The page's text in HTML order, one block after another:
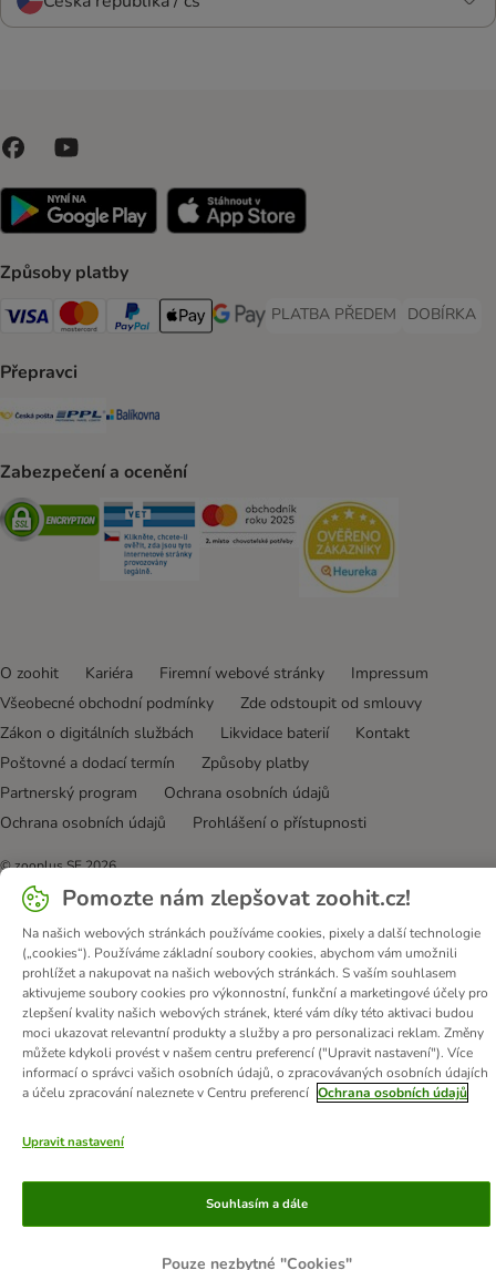
Způsoby platby
Visa Payment Method
Mastercard Payment Method
PayPal Payment Method
Apple pay Payment Method
GooglePay Payment Method
PLATBA PŘEDEM
PLATBA PŘEDEM Payment
DOBÍRKA
DOBÍRKA
Přepravci
Česká pošta Shipping Method
PPL Shipping Method
Zabezpečení a ocenění
Security Security Security
O zoohit Kariéra Firemní webové stránky
Impressum
Všeobecné obchodní podmínky
Zde odstoupit od smlouvy
Zákon o digitálních službách
Likvidace baterií
Kontakt
Poštovné a dodací termín
Způsoby platby
Partnerský program
Ochrana osobních údajů
Ochrana osobních údajů
Prohlášení o přístupnosti
© zooplus SE2026
Pomozte nám zlepšovat zoohit.cz!
Na našich webových stránkách používáme cookies, pixely a další technologie
(„cookies“). Používáme základní soubory cookies, abychom vám umožnili
prohlížet a nakupovat na našich webových stránkách. S vaším souhlasem
aktivujeme soubory cookies pro výkonnostní, funkční a marketingové účely pro
zlepšení kvality našich webových stránek, které vám díky této aktivaci budou
moci ukazovat relevantní produkty a služby a pro personalizaci reklam. Změny
můžete kdykoli provést v našem centru preferencí ("Upravit nastavení"). Více
informací o správci vašich osobních údajů, o zpracovávaných osobních údajích
a účelu zpracování naleznete v Centru preferencí Ochrana osobních údajů
Upravit nastavení
Pouze nezbytné "Cookies"
Souhlasím a dále